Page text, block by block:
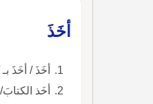
أخَذَ
أخَذَ / أخَذَ
أخَذ